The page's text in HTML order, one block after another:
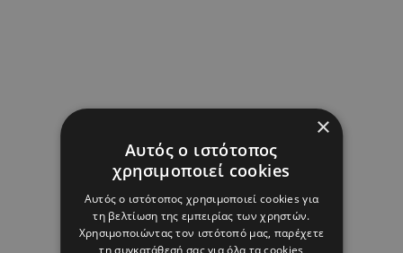
×
Αυτός ο ιστότοπος
χρησιμοποιεί cookies
Αυτός ο ιστότοπος χρησιμοποιεί cookies για
τη βελτίωση της εμπειρίας των χρηστών.
Χρησιμοποιώντας τον ιστότοπό μας, παρέχετε
τη συγκατάθεσή σας για όλα τα cookies